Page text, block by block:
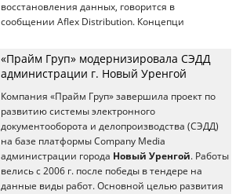
восстановления данных, говорится в
сообщении Aflex Distribution. Концепци
«Прайм Груп» модернизировала СЭДД
администрации г. Новый Уренгой
Компания «Прайм Груп» завершила проект по
развитию системы электронного
документооборота и делопроизводства (СЭДД)
на базе платформы Company Media
администрации города Новый Уренгой. Работы
велись с 2006 г. после победы в тендере на
данные виды работ. Основной целью развития